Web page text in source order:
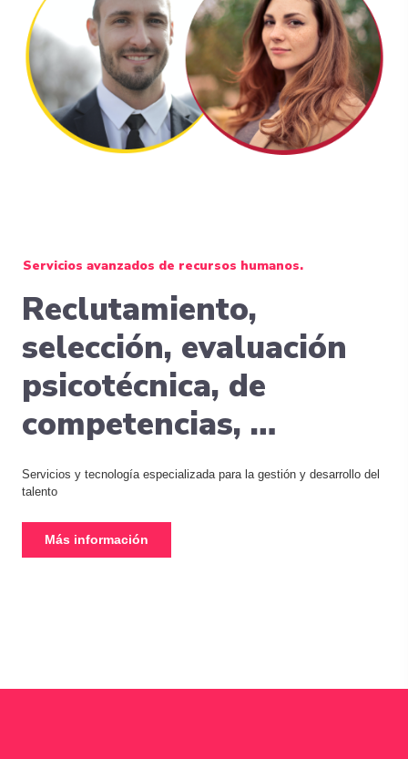
Servicios avanzados de recursos humanos.
Reclutamiento,
selección, evaluación
psicotécnica, de
competencias, …
Servicios y tecnología especializada para la gestión y desarrollo del
talento
Más información